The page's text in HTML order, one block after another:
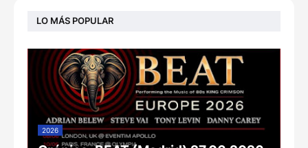
LO MÁS POPULAR
2026